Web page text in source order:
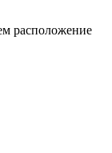
расположение